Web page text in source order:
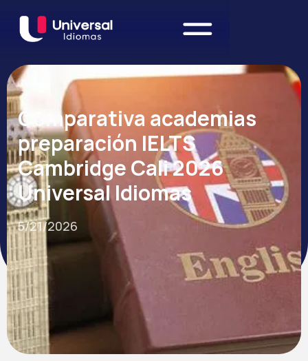
Comparativa academias
preparación IELTS
Cambridge Cali 2026
Universal Idiomas
5/21/2026